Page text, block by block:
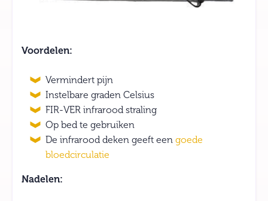
Voordelen:
Vermindert pijn
Instelbare graden Celsius
FIR-VER infrarood straling
Op bed te gebruiken
De infrarood deken geeft een goede
bloedcirculatie
Nadelen: